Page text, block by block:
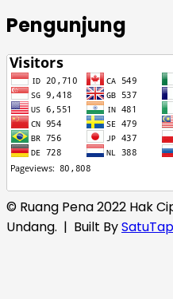
Pengunjung
© Ruang Pena 2022 Hak
Undang. | Built By